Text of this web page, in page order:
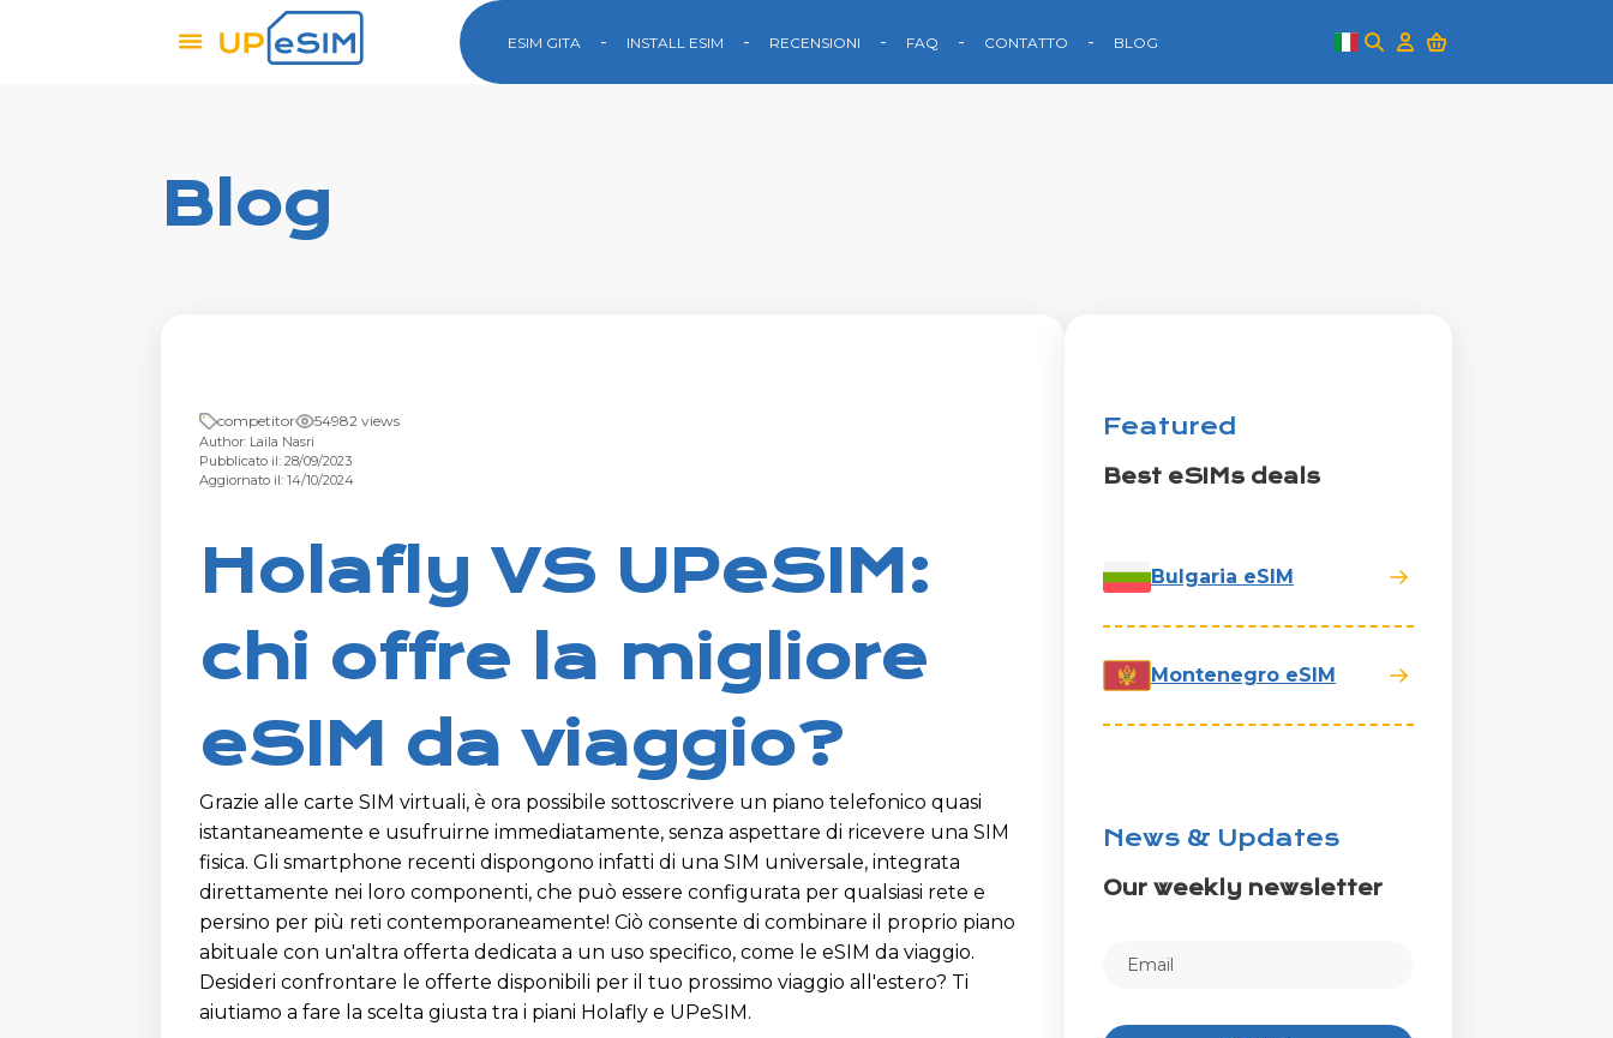
ESIM GITA INSTALL ESIM RECENSIONI FAQ CONTATTO BLOG
Blog
competitor 54982 views
Author: Laila Nasri
Pubblicato il: 28/09/2023
Aggiornato il: 14/10/2024
Holafly VS UPeSIM:
chi offre la migliore
eSIM da viaggio?
Grazie alle carte SIM virtuali, è ora possibile sottoscrivere un piano telefonico quasi
istantaneamente e usufruirne immediatamente, senza aspettare di ricevere una SIM
fisica. Gli smartphone recenti dispongono infatti di una SIM universale, integrata
direttamente nei loro componenti, che può essere configurata per qualsiasi rete e
persino per più reti contemporaneamente! Ciò consente di combinare il proprio piano
abituale con un'altra offerta dedicata a un uso specifico, come le eSIM da viaggio.
Desideri confrontare le offerte disponibili per il tuo prossimo viaggio all'estero? Ti
aiutiamo a fare la scelta giusta tra i piani Holafly e UPeSIM.
Featured
Best eSIMs deals
Bulgaria eSIM
Montenegro eSIM
News & Updates
Our weekly newsletter